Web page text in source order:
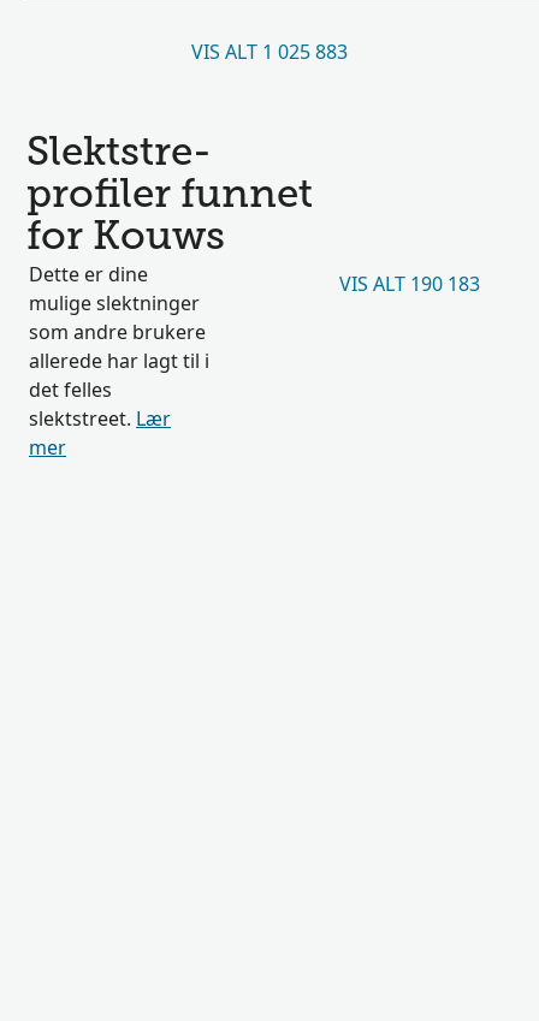
VIS ALT 1 025 883
Slektstre-
profiler funnet
for Kouws
Dette er dine
mulige slektninger
som andre brukere
allerede har lagt til i
det felles
slektstreet. Lær
mer
VIS ALT 190 183